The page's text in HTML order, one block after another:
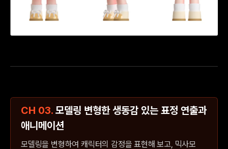
CH 03. 모델링 변형한 생동감 있는 표정 연출과
애니메이션
모델링을 변형하여 캐릭터의 감정을 표현해 보고, 믹사모